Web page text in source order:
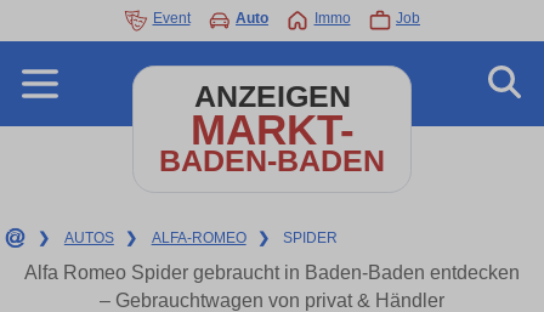
Event Auto Immo Job
ANZEIGEN
MARKT-
BADEN-BADEN
❯ AUTOS ❯ ALFA-ROMEO ❯ SPIDER
Alfa Romeo Spider gebraucht in Baden-Baden entdecken
– Gebrauchtwagen von privat & Händler